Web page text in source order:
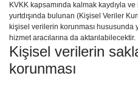
KVKK kapsamında kalmak kaydıyla
yurtdışında bulunan (Kişisel Veriler
kişisel verilerin korunması
hizmet aracılarına da aktarılabilecektir.
Kişisel verilerin
korunması